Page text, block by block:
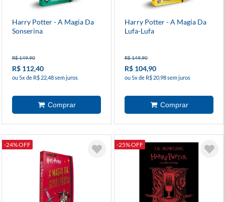
Harry Potter - A Magia Da
Sonserina
R$ 149,90
R$ 112,40
ou 5x de R$ 22,48 sem juros
Harry Potter - A Magia Da
Lufa-Lufa
R$ 149,90
R$ 104,90
ou 5x de R$ 20,98 sem juros
-24% OFF -25% OFF